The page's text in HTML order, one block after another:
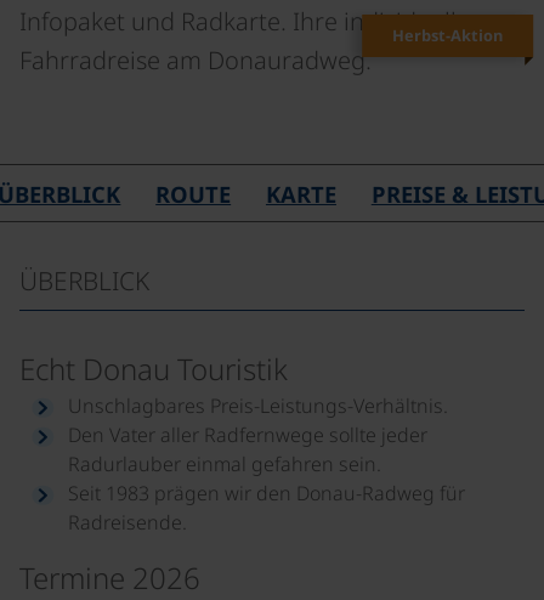
Infopaket und Radkarte. Ihre individuelle
Fahrradreise am Donauradweg.
Herbst-Aktion
ROUTE KARTE PREISE &
ÜBERBLICK
Echt Donau Touristik
Unschlagbares Preis-Leistungs-Verhältnis.
Den Vater aller Radfernwege sollte jeder
Radurlauber einmal gefahren sein.
Seit 1983 prägen wir den Donau-Radweg für
Radreisende.
Termine 2026